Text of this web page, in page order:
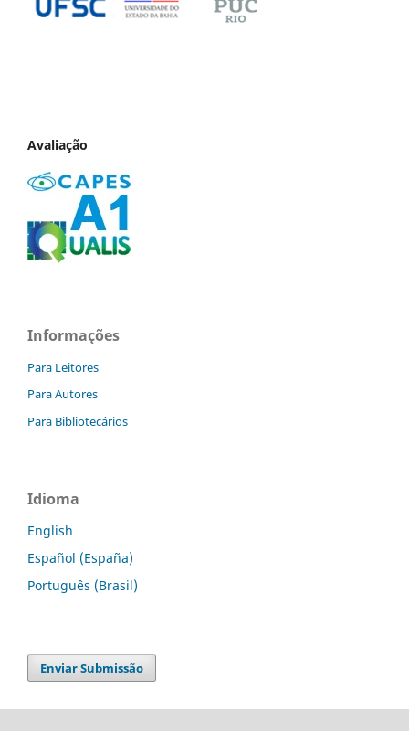
Avaliação
Informações
Para Leitores
Para Autores
Para Bibliotecários
Idioma
English
Español (España)
Português (Brasil)
Enviar Submissão